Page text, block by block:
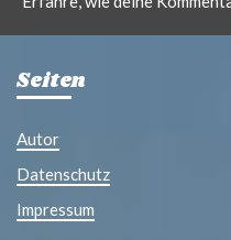
Seiten
Autor
Datenschutz
Impressum